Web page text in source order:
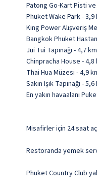
Patong Go-Kart Pisti
Phuket Wake Park - 3,9
King Power Alışveriş
Bangkok Phuket
Jui Tui Tapınağı - 4,7
Chinpracha House - 4,8
Thai Hua Müzesi - 4,9
Sakin Işık Tapınağı -
En yakın havaalanı
Misafirler için 24 saat
Restoranda yemek
Phuket Country Club